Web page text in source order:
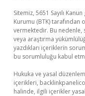
Sitemiz, 5651 Sayılı
Kurumu (BTK) tarafından
vermektedir. Bu
veya araştırma
yazdıkları içeriklerin
bu sorumluluğu kabul
Hukuka ve yasal
içerikleri,
halinde, ilgili içerikler